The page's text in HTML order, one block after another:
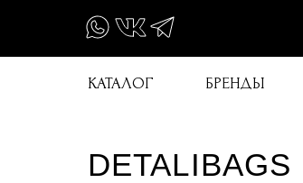
КАТАЛОГ БРЕНДЫ
DETALIBAGS